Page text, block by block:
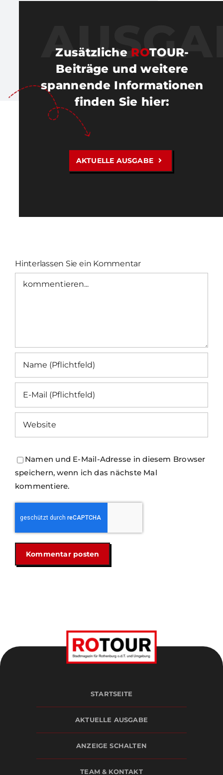
Zusätzliche ROTOUR-
Beiträge und weitere
spannende Informationen
finden Sie hier:
AKTUELLE AUSGABE
Hinterlassen Sie ein Kommentar
Kommentar
Namen und E-Mail-Adresse in diesem Browser
speichern, wenn ich das nächste Mal
kommentiere.
STARTSEITE
AKTUELLE AUSGABE
ANZEIGE SCHALTEN
TEAM & KONTAKT